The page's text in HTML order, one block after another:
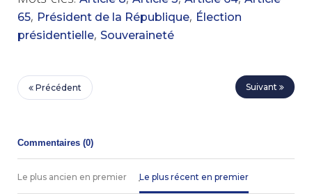
65, Président de la République, Élection
présidentielle, Souveraineté
Précédent Suivant
Commentaires (0)
Le plus ancien en premier Le plus récent en premier